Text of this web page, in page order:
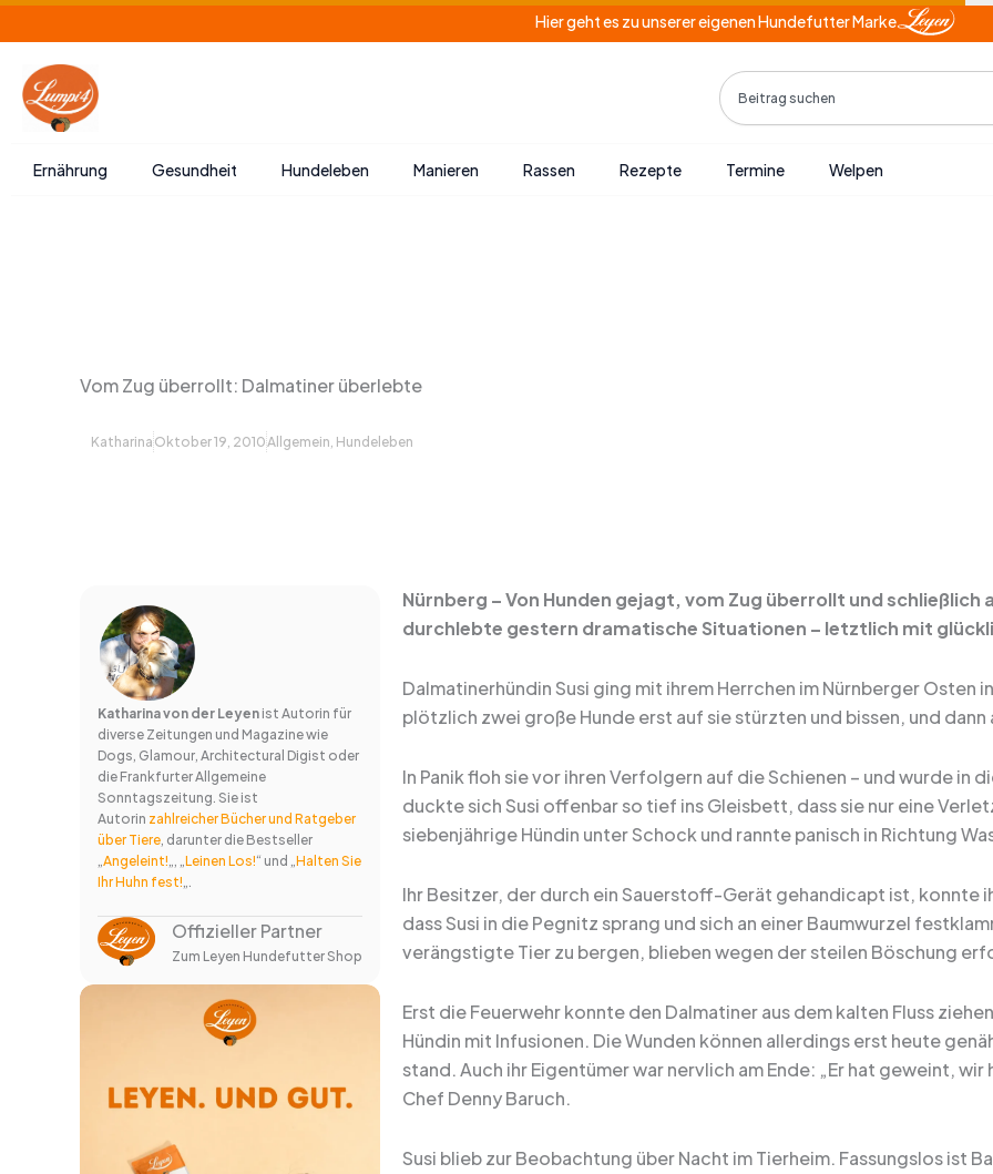
Zum
Inhalt
springen
Hier geht es zu unserer eigenen Hundefutter Marke
Search
Ernährung Gesundheit Hundeleben Manieren Rassen Rezepte Termine Welpen
Vom Zug überrollt: Dalmatiner überlebte
Katharina Oktober 19, 2010Allgemein Hundeleben
Katharina von der Leyen ist Autorin für
diverse Zeitungen und Magazine wie
Dogs, Glamour, Architectural Digist oder
die Frankfurter Allgemeine
Sonntagszeitung. Sie ist
Autorin zahlreicher Bücher und Ratgeber
über Tiere , darunter die Bestseller
Angeleint! Leinen Los!“ und „ Halten Sie
Ihr Huhn fest!
Offizieller Partner
Zum Leyen Hundefutter Shop
Nürnberg – Von Hunden gejagt, vom Zug überrollt und
durchlebte gestern dramatische Situationen – letztlich mit
Dalmatinerhündin Susi ging mit ihrem Herrchen im Nürnberger Osten
plötzlich zwei große Hunde erst auf sie stürzten und bissen, und
In Panik floh sie vor ihren Verfolgern auf die Schienen – und wurde in
duckte sich Susi offenbar so tief ins Gleisbett, dass sie nur eine
siebenjährige Hündin unter Schock und rannte panisch in Richtung
Ihr Besitzer, der durch ein Sauerstoff-Gerät gehandicapt ist, konnte
dass Susi in die Pegnitz sprang und sich an einer Baumwurzel
verängstigte Tier zu bergen, blieben wegen der steilen Böschung
Erst die Feuerwehr konnte den Dalmatiner aus dem kalten Fluss
Hündin mit Infusionen. Die Wunden können allerdings erst heute
stand. Auch ihr Eigentümer war nervlich am Ende: „Er hat geweint,
Chef Denny Baruch.
Susi blieb zur Beobachtung über Nacht im Tierheim. Fassungslos ist